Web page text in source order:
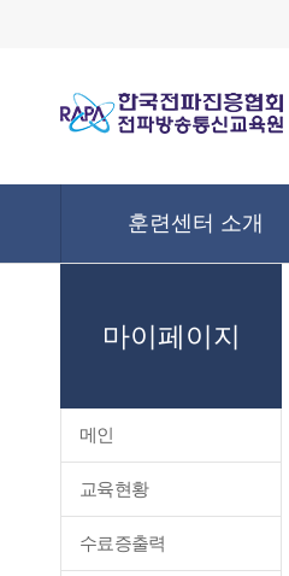
훈련센터 소개
마이페이지
메인
교육현황
수료증출력